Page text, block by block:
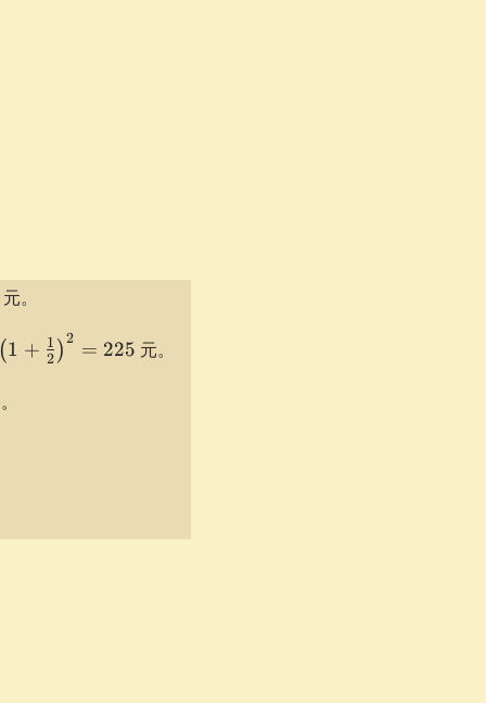
\frac{\d y}{\d x} = 1 }
。
(1 + 2
1 )2 = 225 元。
+ \frac1n\right)^n = 100\e
\left(1 + \frac1n\right)^n }